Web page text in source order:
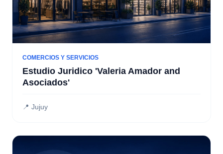
COMERCIOS Y SERVICIOS
Estudio Juridico 'Valeria Amador and
Asociados'
📍 Jujuy